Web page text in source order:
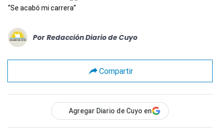
“Se acabó mi carrera”
Por Redacción Diario de Cuyo
Compartir
Agregar Diario de Cuyo en